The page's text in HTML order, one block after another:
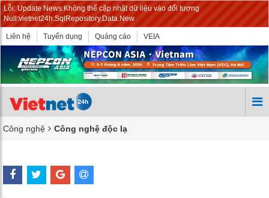
Lỗi: Update News:Không thể cập nhật dữ liệu vào đối tượng
Null:vietnet24h.SqlRepository.Data.New
Liên hệ Tuyển dụng Quảng cáo VEIA
Công nghệ Công nghệ độc lạ